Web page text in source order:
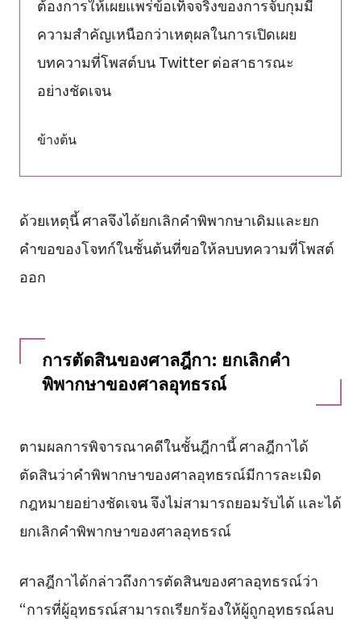
ต้องการให้เผยแพร่ข้อเท็จจริงของการจับกุมมี
ความสำคัญเหนือกว่าเหตุผลในการเปิดเผย
บทความที่โพสต์บน Twitter ต่อสาธารณะ
อย่างชัดเจน
ข้างต้น
ด้วยเหตุนี้ ศาลจึงได้ยกเลิกคำพิพากษาเดิมและยก
คำขอของโจทก์ในชั้นต้นที่ขอให้ลบบทความที่โพสต์
ออก
การตัดสินของศาลฎีกา: ยกเลิกคำ
พิพากษาของศาลอุทธรณ์
ตามผลการพิจารณาคดีในชั้นฎีกานี้ ศาลฎีกาได้
ตัดสินว่าคำพิพากษาของศาลอุทธรณ์มีการละเมิด
กฎหมายอย่างชัดเจน จึงไม่สามารถยอมรับได้ และได้
ยกเลิกคำพิพากษาของศาลอุทธรณ์
ศาลฎีกาได้กล่าวถึงการตัดสินของศาลอุทธรณ์ว่า
“การที่ผู้อุทธรณ์สามารถเรียกร้องให้ผู้ถูกอุทธรณ์ลบ